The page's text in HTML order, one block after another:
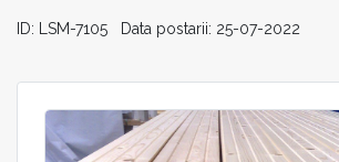
ID: LSM-7105 Data postarii: 25-07-2022